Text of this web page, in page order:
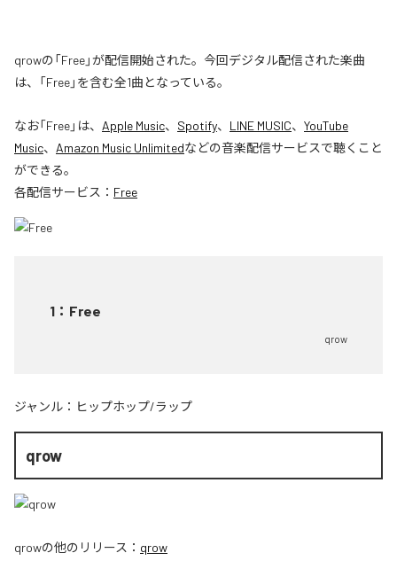
qrowの「Free」が配信開始された。今回デジタル配信された楽曲
は、「Free」を含む全1曲となっている。
なお「Free」は、 Apple Music、 Spotify、 LINE MUSIC、 YouTube
Music、 Amazon Music Unlimitedなどの音楽配信サービスで聴くこと
ができる。
各配信サービス： Free
1 ： Free
qrow
ジャンル： ヒップホップ/ラップ
qrow
qrowの他のリリース： qrow